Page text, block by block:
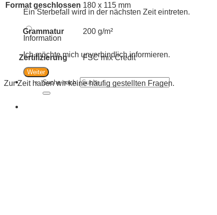
Ein Sterbefall wird in der nächsten Zeit eintreten.
Information
Ich möchte mich unverbindlich informieren.
Weiter
Suche nach:
Format geschlossen 180 x 115 mm
Grammatur 200 g/m²
Zertifizierung FSC mix Credit
Zur Zeit haben wir keine häufig gestellten Fragen.